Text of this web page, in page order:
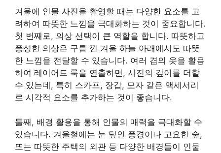
겨울에 인물 사진을 촬영할 때는 다양한 요소를 고
려하여 따뜻한 느낌을 극대화하는 것이 중요합니다.
첫 번째로, 의상 선택이 큰 역할을 합니다. 따뜻하고
풍성한 의상은 구름 낀 겨울 하늘 아래에서도 따뜻
한 느낌을 전달할 수 있습니다. 여러 겹의 옷을 활용
하여 레이어드 룩을 연출하면, 사진의 깊이를 더할
수 있는데, 특히 스카프, 장갑, 모자 같은 액세서리
로 시각적 요소를 추가하는 것이 좋습니다.
둘째, 배경 활용을 통해 인물의 매력을 극대화할 수
있습니다. 겨울철에는 눈 덮인 풍경이나 고요한 숲,
또는 따뜻한 주택의 외관 등 다양한 배경들이 인물